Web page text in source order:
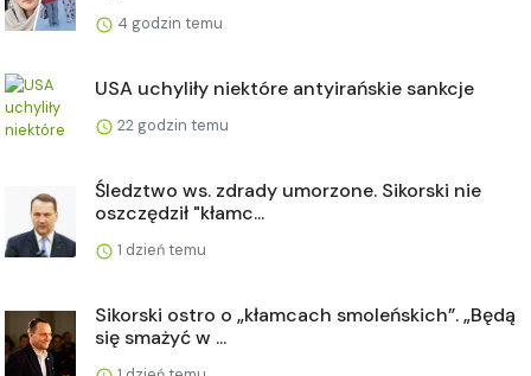
4 godzin temu
USA uchyliły niektóre antyirańskie sankcje
22 godzin temu
Śledztwo ws. zdrady umorzone. Sikorski nie
oszczędził "kłamc...
1 dzień temu
Sikorski ostro o „kłamcach smoleńskich”. „Będą
się smażyć w ...